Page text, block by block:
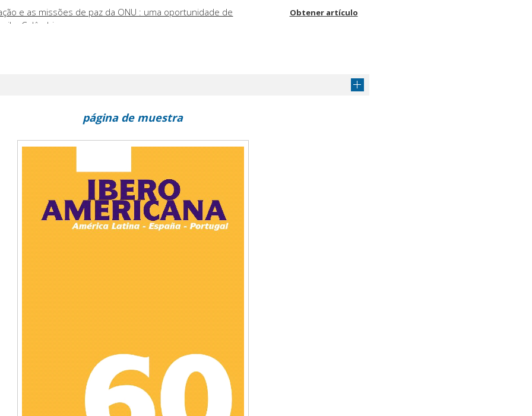
e as missões de paz da ONU : uma oportunidade de
e Colômbia
Obtener artículo
triangulación China-Brasil-Colombia
Obtener artículo
página de muestra